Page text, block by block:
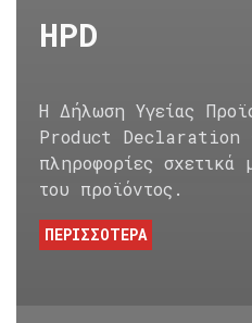
HPD
Η Δήλωση Υγείας
Product Declaration –
πληροφορίες σχετικά
του προϊόντος.
ΠΕΡΙΣΣΟΤΕΡΑ